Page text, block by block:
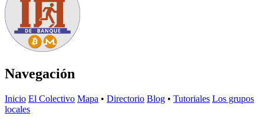
Navegación
Inicio El Colectivo Mapa • Directorio Blog • Tutoriales Los grupos
locales